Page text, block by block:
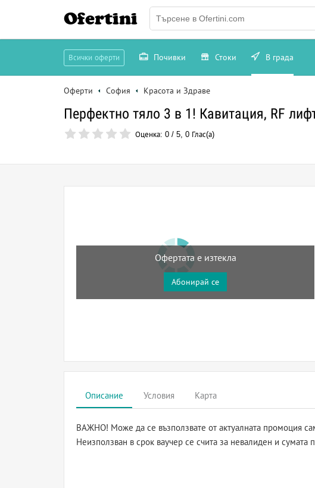
Ofertini
Всички оферти Почивки Стоки В града
Оферти София Красота и Здраве
Перфектно тяло 3 в 1! Кавитация, RF
Оценка: 0 / 5, 0 Глас(а)
Офертата е изтекла
Абонирай се
Описание Условия Карта
ВАЖНО! Може да се възползвате от актуалната промоция
Неизползван в срок ваучер се счита за невалиден и сумата